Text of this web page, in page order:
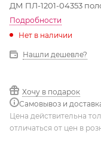
ДМ ПЛ-1201-04353
Подробности
Нет в наличии
Нашли дешевле?
Хочу в подарок
Самовывоз и
Цена действительна
отличаться от цен в